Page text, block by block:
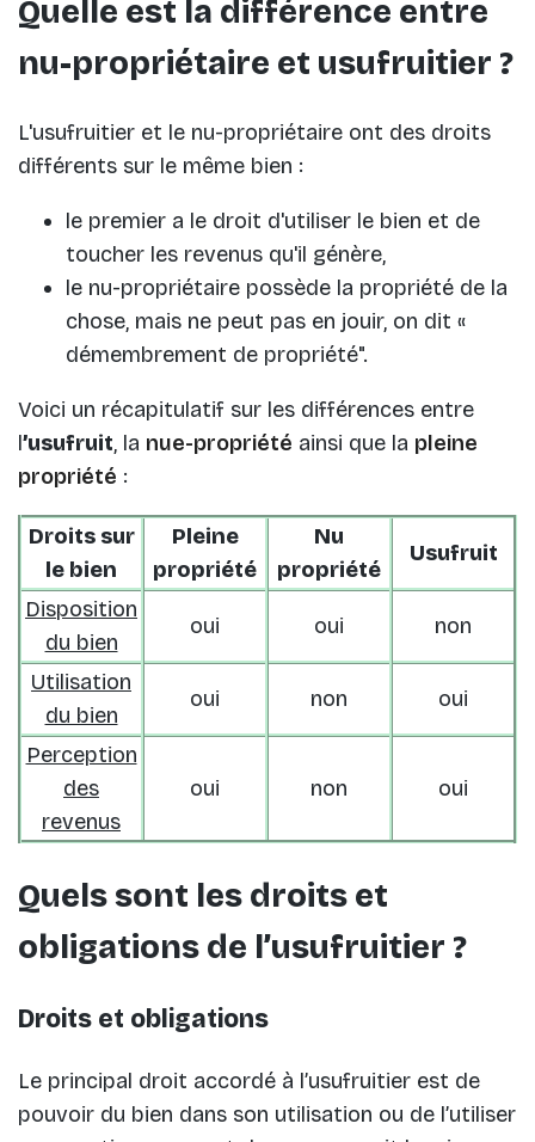
Quelle est la différence entre
nu-propriétaire et usufruitier ?
L'usufruitier et le nu-propriétaire ont des droits
différents sur le même bien :
le premier a le droit d'utiliser le bien et de
toucher les revenus qu'il génère,
le nu-propriétaire possède la propriété de la
chose, mais ne peut pas en jouir, on dit «
démembrement de propriété".
Voici un récapitulatif sur les différences entre
l’usufruit, la nue-propriété ainsi que la pleine
propriété :
Droits sur
le bien
Pleine
propriété
Nu
propriété
Usufruit
Disposition
du bien
oui oui non
Utilisation
du bien
oui non oui
Perception
des
revenus
oui non oui
Quels sont les droits et
obligations de l’usufruitier ?
Droits et obligations
Le principal droit accordé à l’usufruitier est de
pouvoir du bien dans son utilisation ou de l’utiliser